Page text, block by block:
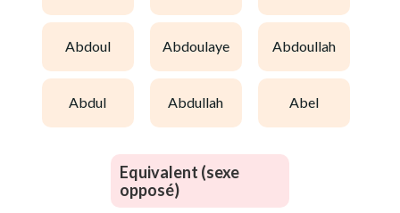
abdoul abdoulaye abdoullah
abdul abdullah abel
Equivalent (sexe
opposé)